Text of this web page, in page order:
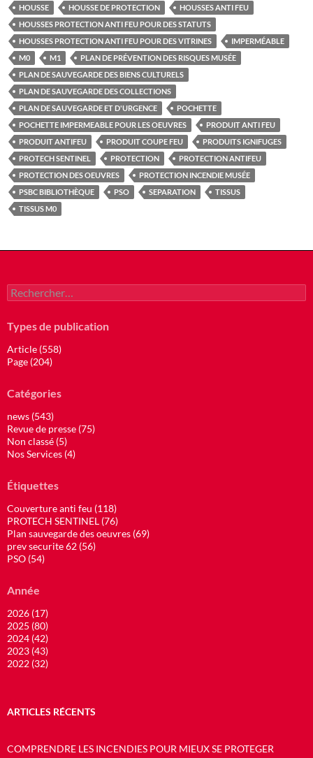
HOUSSE
HOUSSE DE PROTECTION
HOUSSES ANTI FEU
HOUSSES PROTECTION ANTI FEU POUR DES STATUTS
HOUSSES PROTECTION ANTI FEU POUR DES VITRINES
IMPERMÉABLE
M0
M1
PLAN DE PRÉVENTION DES RISQUES MUSÉE
PLAN DE SAUVEGARDE DES BIENS CULTURELS
PLAN DE SAUVEGARDE DES COLLECTIONS
PLAN DE SAUVEGARDE ET D'URGENCE
POCHETTE
POCHETTE IMPERMEABLE POUR LES OEUVRES
PRODUIT ANTI FEU
PRODUIT ANTIFEU
PRODUIT COUPE FEU
PRODUITS IGNIFUGES
PROTECH SENTINEL
PROTECTION
PROTECTION ANTIFEU
PROTECTION DES OEUVRES
PROTECTION INCENDIE MUSÉE
PSBC BIBLIOTHÈQUE
PSO SEPARATION
TISSUS
TISSUS M0
Rechercher :
Types de publication
Article (558)
Page (204)
Catégories
news (543)
Revue de presse (75)
Non classé (5)
Nos Services (4)
Étiquettes
Couverture anti feu (118)
PROTECH SENTINEL (76)
Plan sauvegarde des oeuvres (69)
prev securite 62 (56)
PSO (54)
Année
2026 (17)
2025 (80)
2024 (42)
2023 (43)
2022 (32)
ARTICLES RÉCENTS
COMPRENDRE LES INCENDIES POUR MIEUX SE PROTEGER